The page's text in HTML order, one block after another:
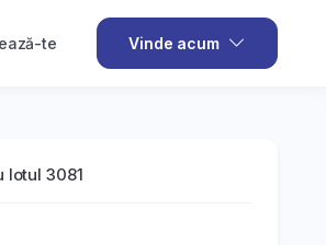
te Vinde acum
lotul 3081